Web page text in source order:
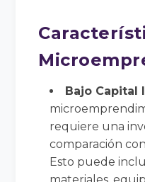
Bajo Capital
requiere una
comparación
Esto puede